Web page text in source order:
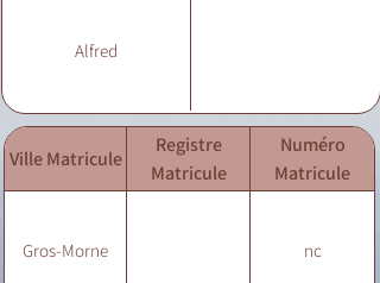
Alfred
Ville Matricule
Registre
Matricule
Numéro
Matricule
Gros-Morne nc